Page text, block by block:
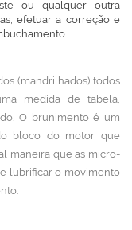
ou qualquer outra
efetuar a correção e
(mandrilhados) todos
medida de tabela,
O brunimento é um
bloco do motor que
maneira que as micro-
lubrificar o movimento